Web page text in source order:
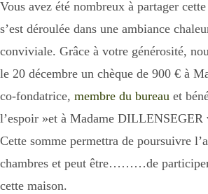
Vous avez été nombreux à partager
s’est déroulée dans une ambiance
conviviale. Grâce à votre générosité,
le 20 décembre un chèque de 900 € à
co-fondatrice, membre du bureau et
l’espoir »et à Madame DILLENSEGER
Cette somme permettra de poursuivre
chambres et peut être………de participer
cette maison.